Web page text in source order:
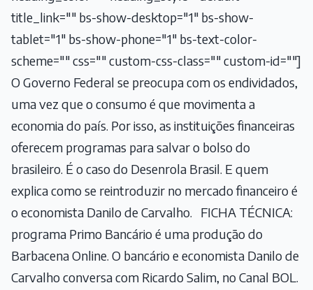
title_link="" bs-show-desktop="1" bs-show-
tablet="1" bs-show-phone="1" bs-text-color-
scheme="" css="" custom-css-class="" custom-id=""]
O Governo Federal se preocupa com os endividados,
uma vez que o consumo é que movimenta a
economia do país. Por isso, as instituições financeiras
oferecem programas para salvar o bolso do
brasileiro. É o caso do Desenrola Brasil. E quem
explica como se reintroduzir no mercado financeiro é
o economista Danilo de Carvalho. FICHA TÉCNICA:
programa Primo Bancário é uma produção do
Barbacena Online. O bancário e economista Danilo de
Carvalho conversa com Ricardo Salim, no Canal BOL.